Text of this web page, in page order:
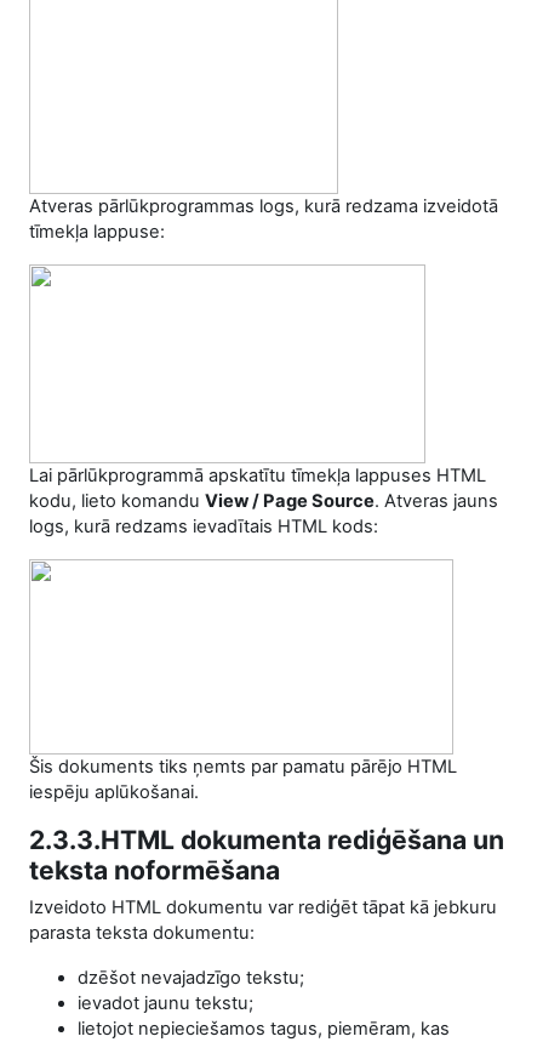
Atveras pārlūkprogrammas logs, kurā redzama izveidotā
tīmekļa lappuse:
Lai pārlūkprogrammā apskatītu tīmekļa lappuses HTML
kodu, lieto komandu View / Page Source. Atveras jauns
logs, kurā redzams ievadītais HTML kods:
Šis dokuments tiks ņemts par pamatu pārējo HTML
iespēju aplūkošanai.
2.3.3.HTML dokumenta rediģēšana un
teksta noformēšana
Izveidoto HTML dokumentu var rediģēt tāpat kā jebkuru
parasta teksta dokumentu:
dzēšot nevajadzīgo tekstu;
ievadot jaunu tekstu;
lietojot nepieciešamos tagus, piemēram, kas